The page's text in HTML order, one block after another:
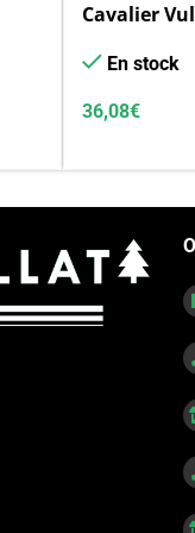
Cavalier
En stock
36,08€